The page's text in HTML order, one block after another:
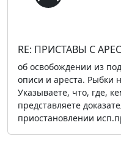
RE: ПРИСТАВЫ С
об освобождении из
описи и ареста. Рыбки
Указываете, что, где,
представляете
приостановлении